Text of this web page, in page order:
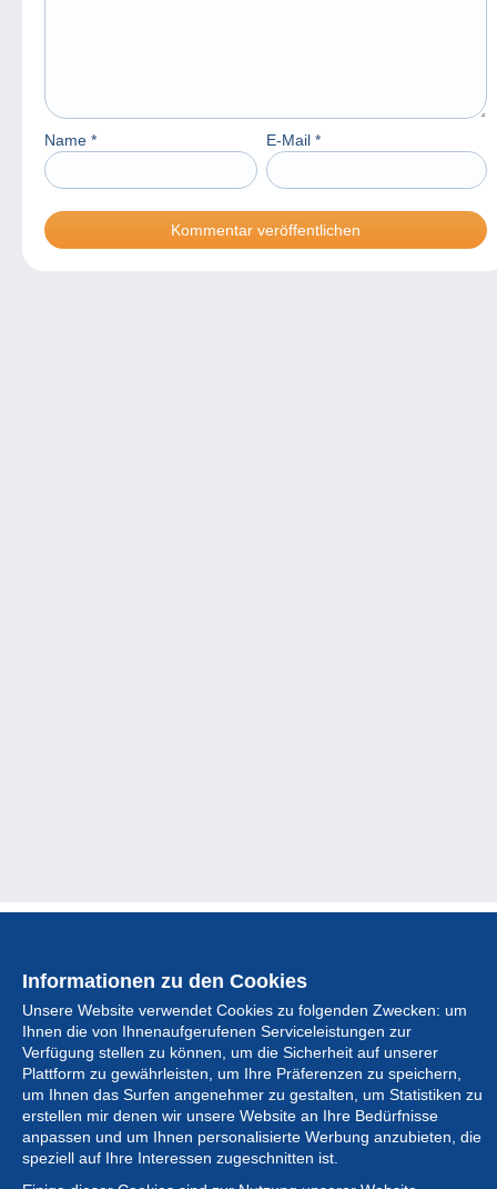
Name * E-Mail *
Informationen zu den Cookies
Unsere Website verwendet Cookies zu folgenden Zwecken: um
Ihnen die von Ihnenaufgerufenen Serviceleistungen zur
Verfügung stellen zu können, um die Sicherheit auf unserer
Plattform zu gewährleisten, um Ihre Präferenzen zu speichern,
um Ihnen das Surfen angenehmer zu gestalten, um Statistiken zu
erstellen mir denen wir unsere Website an Ihre Bedürfnisse
anpassen und um Ihnen personalisierte Werbung anzubieten, die
speziell auf Ihre Interessen zugeschnitten ist.
Neuigkeiten
Artikel
Gesellschaft
Serviceleistungen
Schreiben